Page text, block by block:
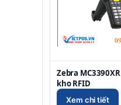
Zebra
kho RFID
Xem chi tiết